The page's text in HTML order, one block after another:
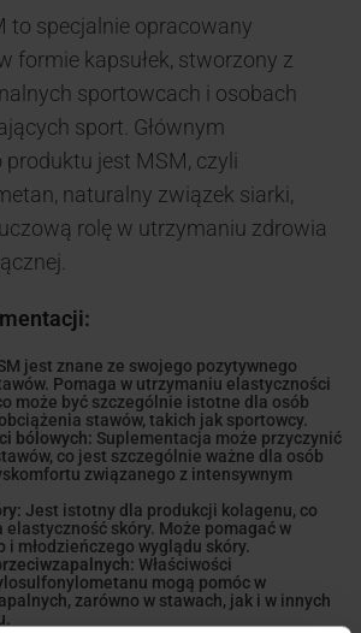
to specjalnie opracowany
formie kapsułek, stworzony z
sportowcach i osobach
sport. Głównym
produktu jest MSM, czyli
naturalny związek siarki,
rolę w utrzymaniu zdrowia
jest znane ze swojego pozytywnego
Pomaga w utrzymaniu elastyczności
może być szczególnie istotne dla osób
stawów, takich jak sportowcy.
bólowych: Suplementacja może przyczynić
co jest szczególnie ważne dla osób
związanego z intensywnym
Jest istotny dla produkcji kolagenu, co
elastyczność skóry. Może pomagać w
młodzieńczego wyglądu skóry.
Właściwości
mogą pomóc w
zarówno w stawach, jak i w innych